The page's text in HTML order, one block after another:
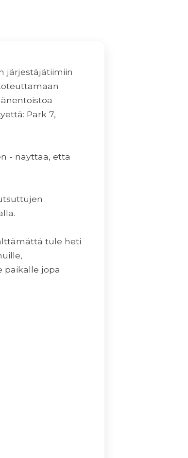
järjestäjätiimiin
Park 7,
- näyttää, että
tule heti
paikalle jopa